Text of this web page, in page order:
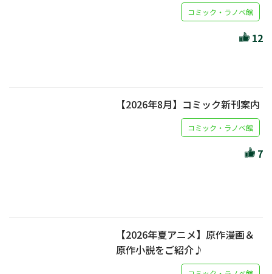
コミック・ラノベ館
12
【2026年8月】コミック新刊案内
コミック・ラノベ館
7
【2026年夏アニメ】原作漫画＆
原作小説をご紹介♪